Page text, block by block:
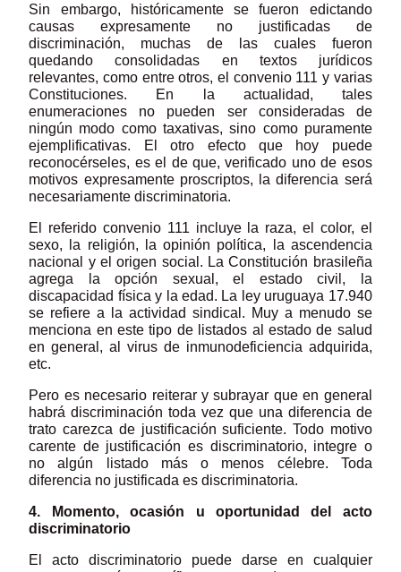
Sin embargo, históricamente se fueron edictando
causas expresamente no justificadas de
discriminación, muchas de las cuales fueron
quedando consolidadas en textos jurídicos
relevantes, como entre otros, el convenio 111 y varias
Constituciones. En la actualidad, tales
enumeraciones no pueden ser consideradas de
ningún modo como taxativas, sino como puramente
ejemplificativas. El otro efecto que hoy puede
reconocérseles, es el de que, verificado uno de esos
motivos expresamente proscriptos, la diferencia será
necesariamente discriminatoria.
El referido convenio 111 incluye la raza, el color, el
sexo, la religión, la opinión política, la ascendencia
nacional y el origen social. La Constitución brasileña
agrega la opción sexual, el estado civil, la
discapacidad física y la edad. La ley uruguaya 17.940
se refiere a la actividad sindical. Muy a menudo se
menciona en este tipo de listados al estado de salud
en general, al virus de inmunodeficiencia adquirida,
etc.
Pero es necesario reiterar y subrayar que en general
habrá discriminación toda vez que una diferencia de
trato carezca de justificación suficiente. Todo motivo
carente de justificación es discriminatorio, integre o
no algún listado más o menos célebre. Toda
diferencia no justificada es discriminatoria.
4. Momento, ocasión u oportunidad del acto
discriminatorio
El acto discriminatorio puede darse en cualquier